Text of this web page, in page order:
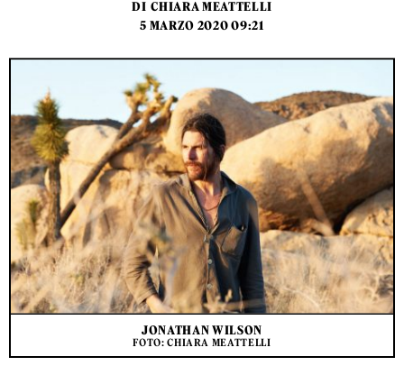
DI CHIARA MEATTELLI
5 MARZO 2020 09:21
JONATHAN WILSON
FOTO: CHIARA MEATTELLI